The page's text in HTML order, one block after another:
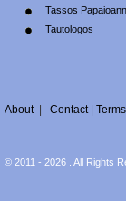
Tassos
Tautologos
About| Contact| Terms
© 2011 - 2026 . All Rights